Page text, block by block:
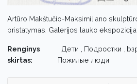
Artūro Makštučio-Maksimiliano
pristatymas. Galerijos lauko ekspozicija
Renginys
skirtas:
Дети , Подростки ,
Пожилые люди